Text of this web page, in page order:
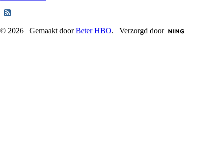
© 2026 Gemaakt doorBeter HBO. Verzorgd door